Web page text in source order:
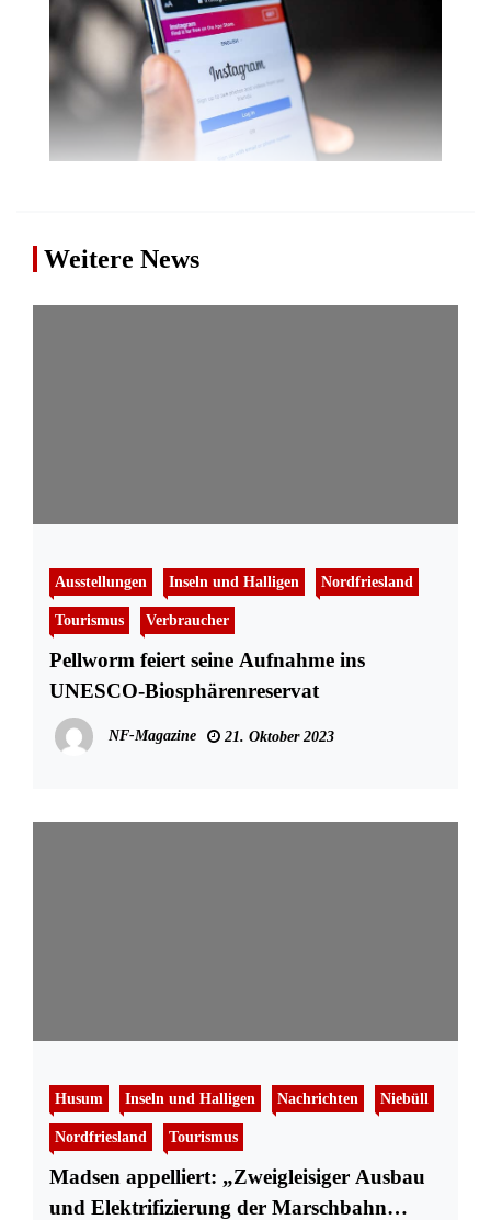
Weitere News
Ausstellungen Inseln und Halligen Nordfriesland
Tourismus Verbraucher
Pellworm feiert seine Aufnahme ins
UNESCO-Biosphärenreservat
NF-Magazine 21. Oktober 2023
Husum Inseln und Halligen Nachrichten Niebüll
Nordfriesland Tourismus
Madsen appelliert: „Zweigleisiger Ausbau
und Elektrifizierung der Marschbahn